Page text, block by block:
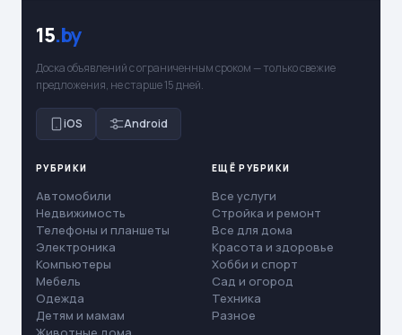
15.by
Доска объявлений с ограниченным сроком — только свежие
предложения, не старше 15 дней.
iOS Android
РУБРИКИ
Автомобили
Недвижимость
Телефоны и планшеты
Электроника
Компьютеры
Мебель
Одежда
Детям и мамам
ЕЩЁ РУБРИКИ
Все услуги
Стройка и ремонт
Все для дома
Красота и здоровье
Хобби и спорт
Сад и огород
Техника
Разное